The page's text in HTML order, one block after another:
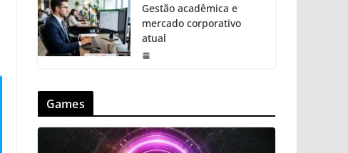
Gestão acadêmica e
mercado corporativo
atual
Games